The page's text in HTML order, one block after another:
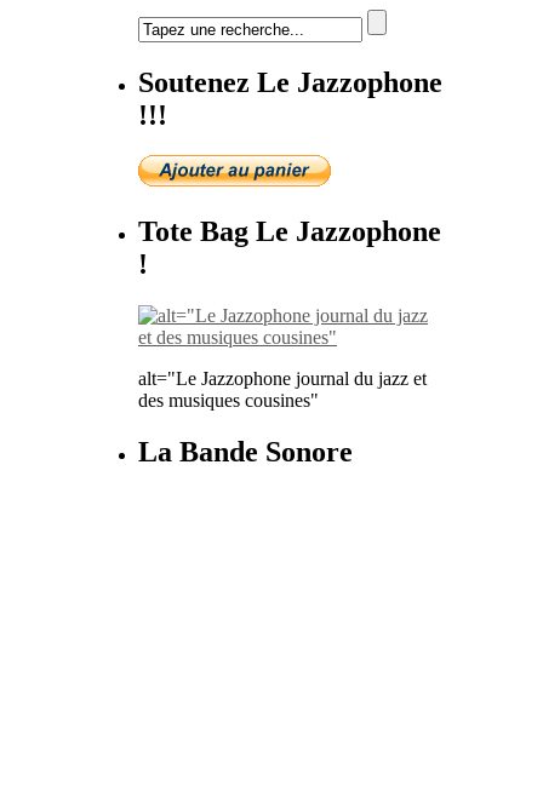
Soutenez Le Jazzophone
!!!
Tote Bag Le Jazzophone
!
alt="Le Jazzophone journal du jazz et
des musiques cousines"
La Bande Sonore